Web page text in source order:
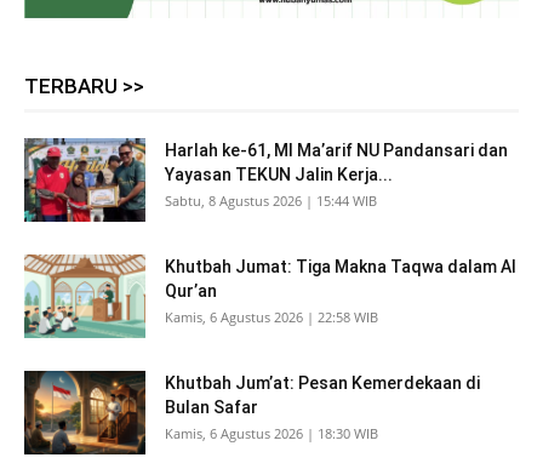
TERBARU >>
Harlah ke-61, MI Ma’arif NU Pandansari dan
Yayasan TEKUN Jalin Kerja...
Sabtu, 8 Agustus 2026 | 15:44 WIB
Khutbah Jumat: Tiga Makna Taqwa dalam Al
Qur’an
Kamis, 6 Agustus 2026 | 22:58 WIB
Khutbah Jum’at: Pesan Kemerdekaan di
Bulan Safar
Kamis, 6 Agustus 2026 | 18:30 WIB